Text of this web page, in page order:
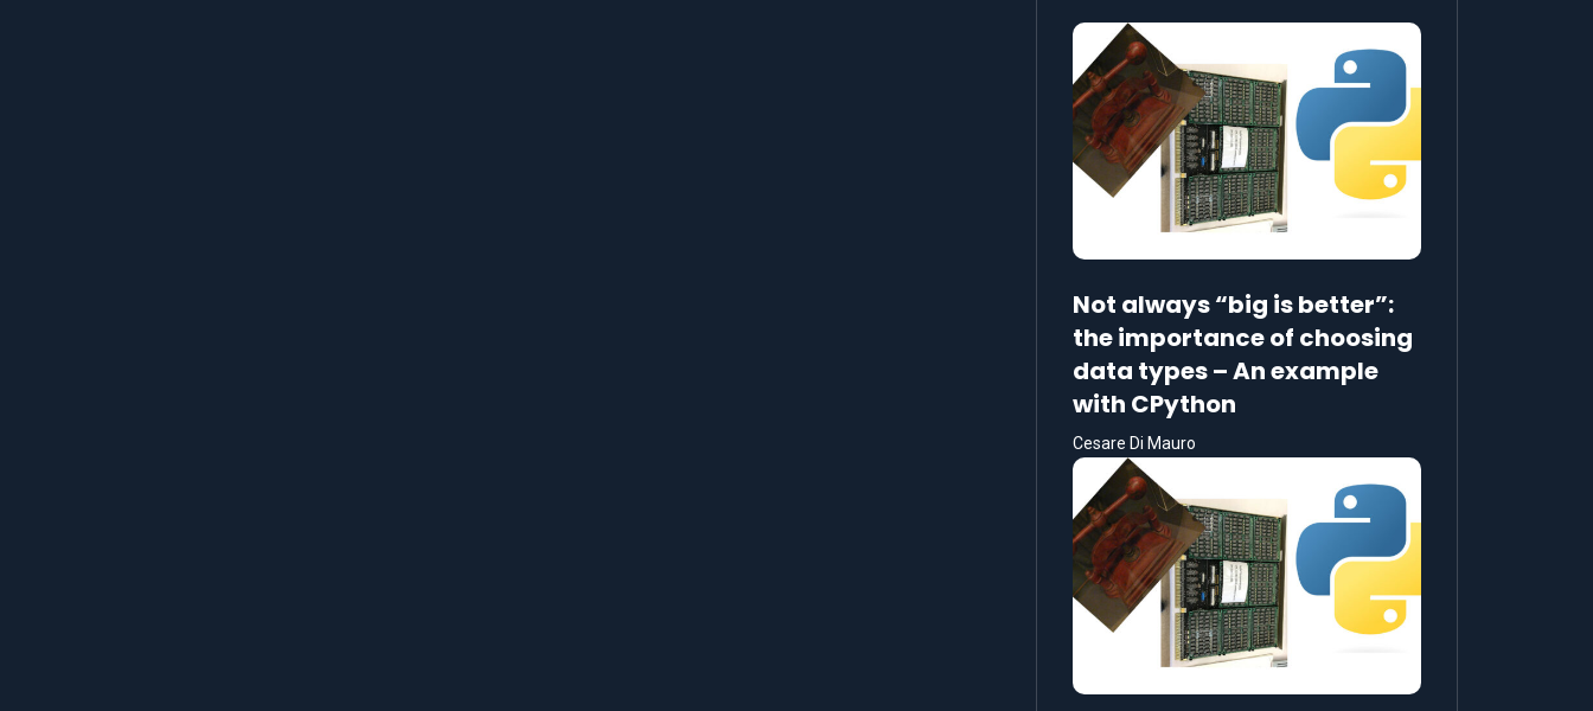
Not always “big is better”:
the importance of choosing
data types – An example
with CPython
Cesare Di Mauro